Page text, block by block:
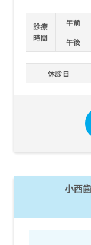
診療
時間
午前
午後
休診日
小西